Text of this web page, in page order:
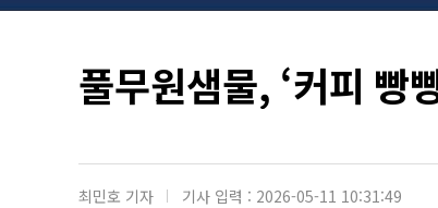
풀무원샘물, ‘커피 빵
최민호 기자 기사 입력 : 2026-05-11 10:31:49